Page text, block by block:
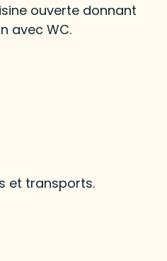
ouverte donnant
avec WC.
et transports.